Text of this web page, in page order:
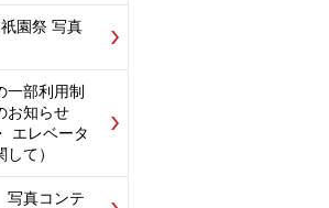
園祭 写真
一部利用制
お知らせ
エレベータ
て）
真コンテ